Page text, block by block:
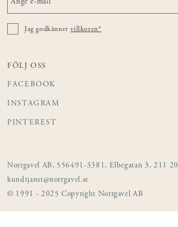
Jag godkännervillkoren*
FÖLJ OSS
FACEBOOK
INSTAGRAM
PINTEREST
Norrgavel AB, 556491-3381, Elbegatan 3, 211
kundtjanst@norrgavel.se
© 1991 - 2025 Copyright Norrgavel AB